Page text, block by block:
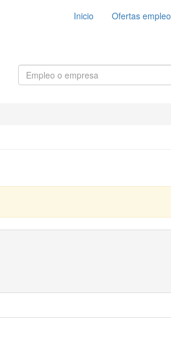
Inicio Ofertas empleo